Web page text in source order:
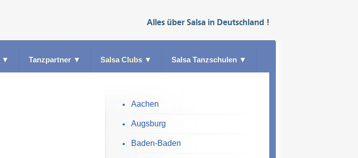
Alles über Salsa in Deutschland !
▼ Tanzpartner ▼ Salsa Clubs ▼ Salsa Tanzschulen ▼
Aachen
Augsburg
Baden-Baden